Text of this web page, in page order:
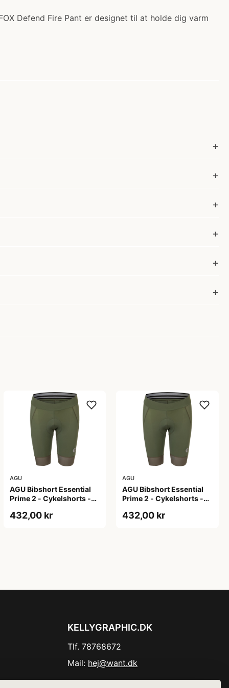
Defend Fire Pant er designet til at holde dig varm
AGU
AGU Bibshort Essential
Prime 2 - Cykelshorts -
2XL
432,00 kr
AGU
AGU Bibshort Essential
Prime 2 - Cykelshorts -
432,00 kr
KELLYGRAPHIC.DK
Tlf. 78768672
Mail: hej@want.dk